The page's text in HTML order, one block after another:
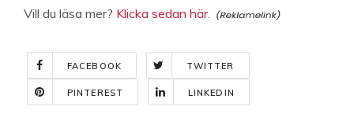
Vill du läsa mer? Klicka sedan här.
FACEBOOK TWITTER
PINTEREST LINKEDIN